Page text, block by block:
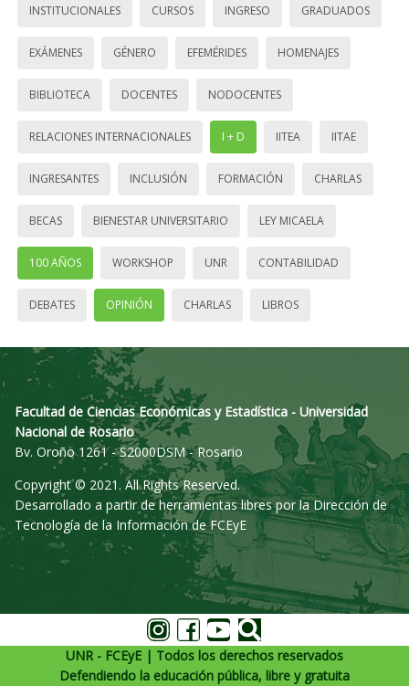
INSTITUCIONALES CURSOS INGRESO GRADUADOS
EXÁMENES GÉNERO EFEMÉRIDES HOMENAJES
BIBLIOTECA DOCENTES NODOCENTES
RELACIONES INTERNACIONALES I + D IITEA IITAE
INGRESANTES INCLUSIÓN FORMACIÓN CHARLAS
BECAS BIENESTAR UNIVERSITARIO LEY MICAELA
100 AÑOS WORKSHOP UNR CONTABILIDAD
DEBATES OPINIÓN CHARLAS LIBROS
Facultad de Ciencias Económicas y Estadística - Universidad
Nacional de Rosario
Bv. Oroño 1261 - S2000DSM - Rosario
Copyright © 2021. All Rights Reserved.
Desarrollado a partir de herramientas libres por la Dirección de
Tecnología de la Información de FCEyE
UNR - FCEyE | Todos los derechos reservados
Defendiendo la educación pública, libre y gratuita